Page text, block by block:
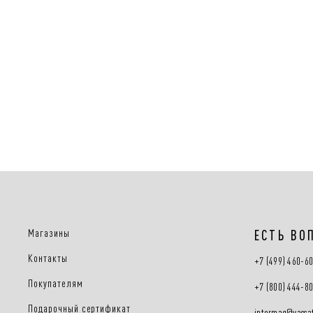
Магазины
Контакты
Покупателям
Подарочный сертификат
ЕСТЬ
+7 (499) 460-
+7 (800) 444-